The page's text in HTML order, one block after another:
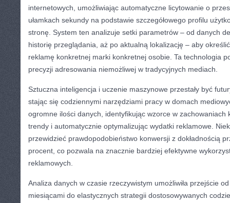
internetowych, umożliwiając automatyczne licytowanie o
ułamkach sekundy na podstawie szczegółowego profilu
stronę. System ten analizuje setki parametrów – od danych
historię przeglądania, aż po aktualną lokalizację – aby
reklamę konkretnej marki konkretnej osobie. Ta technologia
precyzji adresowania niemożliwej w tradycyjnych mediach.
Sztuczna inteligencja i uczenie maszynowe przestały być
stając się codziennymi narzędziami pracy w domach
ogromne ilości danych, identyfikując wzorce w zachowaniach
trendy i automatycznie optymalizując wydatki reklamowe.
przewidzieć prawdopodobieństwo konwersji z dokładnością
procent, co pozwala na znacznie bardziej efektywne
reklamowych.
Analiza danych w czasie rzeczywistym umożliwiła przejście
miesiącami do elastycznych strategii dostosowywanych